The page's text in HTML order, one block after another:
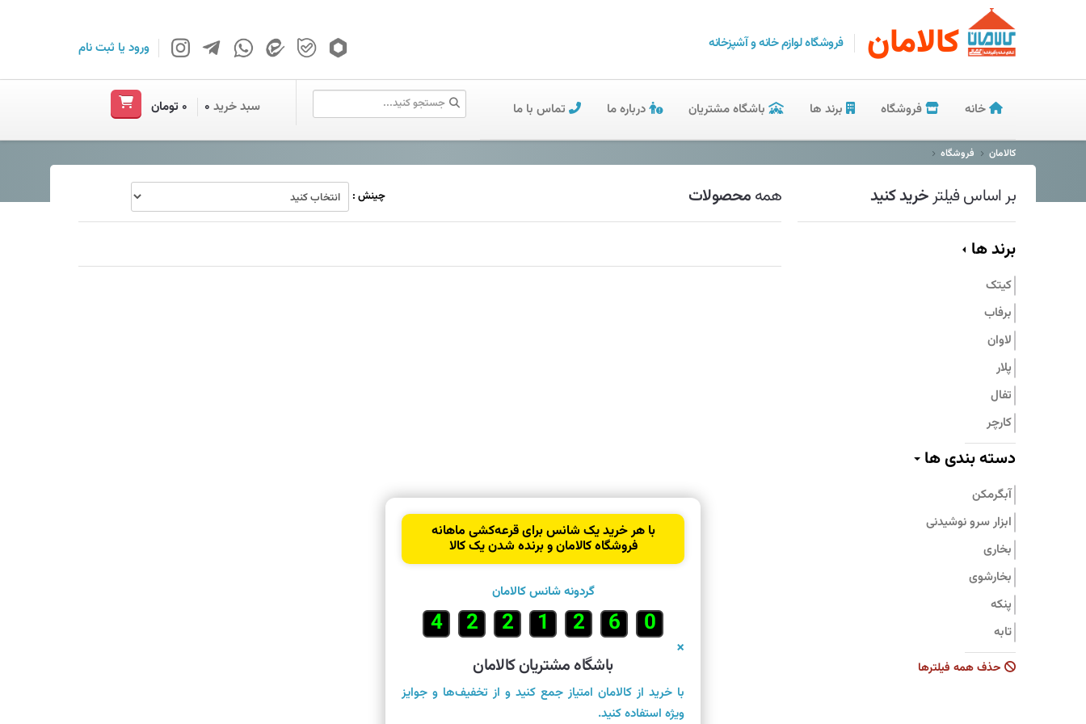
کالامان فروشگاه لوازم خانه و آشپزخانه ورودیا ثبت نام
خانه فروشگاه برند ها باشگاه مشتریان درباره ما تماس با ما سبد خرید ۰ ۰ تومان
کالامان فروشگاه
بر اساس فیلترخرید کنید
برند ها
کیتک
برفاب
لاوان
پلار
تفال
کارچر
پیلو
بامبوم
نیچی
پارس استیل
جنرال فیت
دسته بندی ها
آبگرمکن
ابزار سرو نوشیدنی
بخاری
بخارشوی
پنکه
تابه
جاروبرقی
حذف همه فیلترها
همهمحصولات چینش :
با هر خرید یک شانس برای قرعه‌کشی ماهانه
فروشگاه کالامان و برنده شدن یک کالا
گردونه شانس کالامان
5
1
8
3
3
7
6
×
باشگاه مشتریان کالامان
با خرید از کالامان امتیاز جمع کنید و از تخفیف‌ها و جوایز
ویژه استفاده کنید.